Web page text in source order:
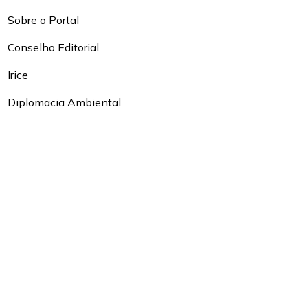
Sobre o Portal
Conselho Editorial
Irice
Diplomacia Ambiental